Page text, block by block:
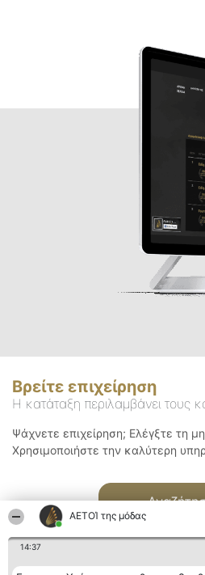
ΑΕΤΟΊ της μόδας
14:37
Βρείτε επιχείρηση
Η κατάταξη περιλαμβάνει τους
Ψάχνετε επιχείρηση; Ελέγξτε τη
Χρησιμοποιήστε την καλύτερη